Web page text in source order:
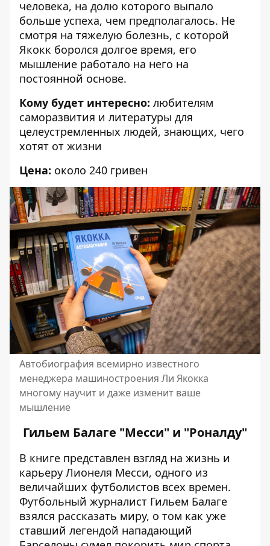
человека, на долю которого выпало
больше успеха, чем предполагалось. Не
смотря на тяжелую болезнь, с которой
Якокк боролся долгое время, его
мышление работало на него на
постоянной основе.
Кому будет интересно: любителям
саморазвития и литературы для
целеустремленных людей, знающих, чего
хотят от жизни
Цена: около 240 гривен
Автобиография всемирно известного
менеджера машиностроения Ли Якокка
многому научит и даже изменит ваше
мышление
Гильем Балаге "Месси" и "Роналду"
В книге представлен взгляд на жизнь и
карьеру Лионеля Месси, одного из
величайших футболистов всех времен.
Футбольный журналист Гильем Балаге
взялся рассказать миру, о том как уже
ставший легендой нападающий